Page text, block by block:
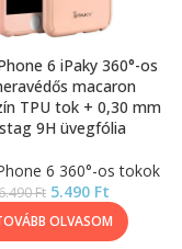
6 iPaky 360°-os
macaron
TPU tok + 0,30 mm
9H üvegfólia
6 360°-os tokok
Ft 5.490 Ft
OLVASOM